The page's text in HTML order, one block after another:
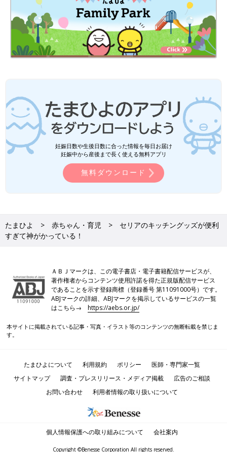
妊娠日数や生後日数に合った情報を毎日お届け
妊娠中から産後まで長く使える無料アプリ
無料ダウンロード
たまひよ 赤ちゃん・育児
セリアのキッチングッズが便利
すぎて神がかっている！
ＡＢＪマークは、この電子書店・電子書籍配信サービスが、
著作権者からコンテンツ使用許諾を得た正規版配信サービス
であることを示す登録商標（登録番号 第11091000号）です。
ABJマークの詳細、ABJマークを掲示しているサービスの一覧
はこちら→https://aebs.or.jp/
本サイトに掲載されている記事・写真・イラスト等のコンテンツの無断転載を禁じま
す。
たまひよについて 利用規約 ポリシー
医師・専門家一覧
サイトマップ
調査・プレスリリース・メディア掲載
広告のご相談
お問い合わせ
利用者情報の取り扱いについて
個人情報保護への取り組みについて 会社案内
Copyright ©Benesse Corporation All rights reserved.